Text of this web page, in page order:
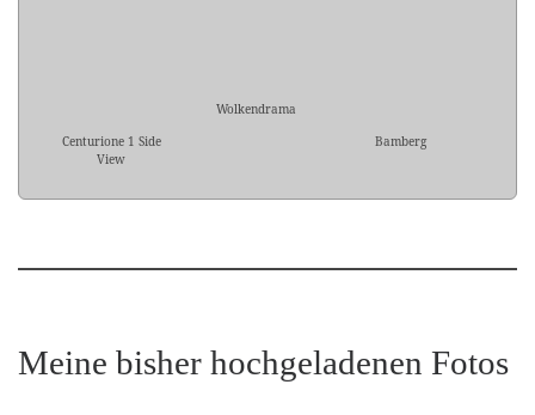
Centurione 1 Side
View
Wolkendrama
Bamberg
Meine bisher hochgeladenen Fotos